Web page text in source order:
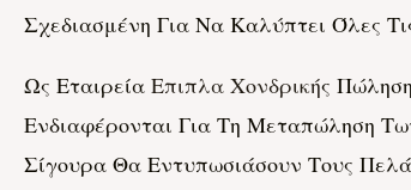
Σχεδιασμένη Για Να Καλύπτει Όλες
Ως Εταιρεία Επιπλα ΧονδρικήΣ
Ενδιαφέρονται Για Τη Μεταπώληση
Σίγουρα Θα Εντυπωσιάσουν Τους